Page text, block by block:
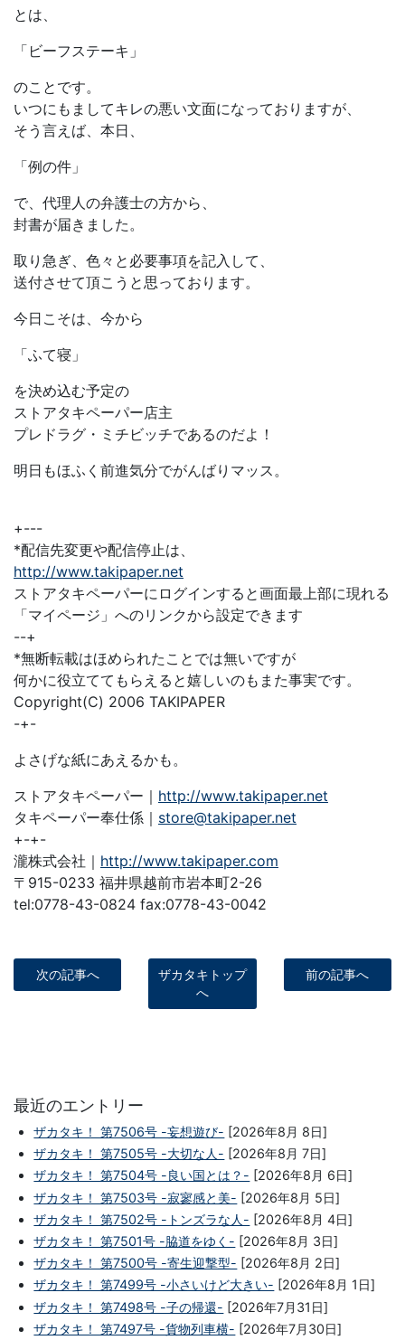
とは、
「ビーフステーキ」
のことです。
いつにもましてキレの悪い文面になっておりますが、
そう言えば、本日、
「例の件」
で、代理人の弁護士の方から、
封書が届きました。
取り急ぎ、色々と必要事項を記入して、
送付させて頂こうと思っております。
今日こそは、今から
「ふて寝」
を決め込む予定の
ストアタキペーパー店主
プレドラグ・ミチビッチであるのだよ！
明日もほふく前進気分でがんばりマッス。
+---
*配信先変更や配信停止は、
http://www.takipaper.net
ストアタキペーパーにログインすると画面最上部に現れる
「マイページ」へのリンクから設定できます
--+
*無断転載はほめられたことでは無いですが
何かに役立ててもらえると嬉しいのもまた事実です。
Copyright(C) 2006 TAKIPAPER
-+-
よさげな紙にあえるかも。
ストアタキペーパー｜ http://www.takipaper.net
タキペーパー奉仕係｜ store@takipaper.net
+-+-
瀧株式会社｜ http://www.takipaper.com
〒915-0233 福井県越前市岩本町2-26
tel:0778-43-0824 fax:0778-43-0042
次の記事へ
ザカタキトップ
へ
前の記事へ
最近のエントリー
ザカタキ！ 第7506号 -妄想遊び- [2026年8月 8日]
ザカタキ！ 第7505号 -大切な人- [2026年8月 7日]
ザカタキ！ 第7504号 -良い国とは？- [2026年8月 6日]
ザカタキ！ 第7503号 -寂寥感と美- [2026年8月 5日]
ザカタキ！ 第7502号 -トンズラな人- [2026年8月 4日]
ザカタキ！ 第7501号 -脇道をゆく- [2026年8月 3日]
ザカタキ！ 第7500号 -寄生迎撃型- [2026年8月 2日]
ザカタキ！ 第7499号 -小さいけど大きい- [2026年8月 1日]
ザカタキ！ 第7498号 -子の帰還- [2026年7月31日]
ザカタキ！ 第7497号 -貨物列車横- [2026年7月30日]